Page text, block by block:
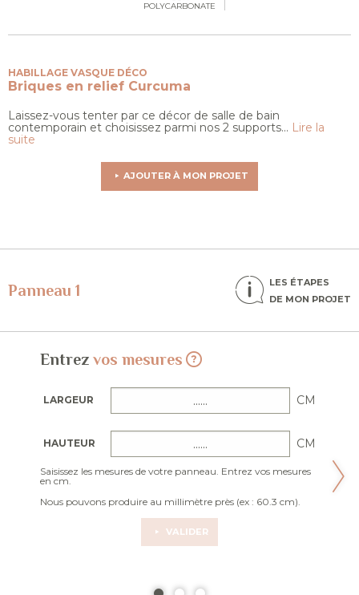
POLYCARBONATE
HABILLAGE VASQUE DÉCO
Briques en relief Curcuma
Laissez-vous tenter par ce décor de salle de bain
contemporain et choisissez parmi nos 2 supports... Lire la
suite
AJOUTER À MON PROJET
Panneau 1
LES ÉTAPES
DE MON PROJET
Entrez vos mesures
LARGEUR CM
HAUTEUR CM
Saisissez les mesures de votre panneau. Entrez vos mesures
en cm.
Nous pouvons produire au millimètre près (ex : 60.3 cm).
VALIDER